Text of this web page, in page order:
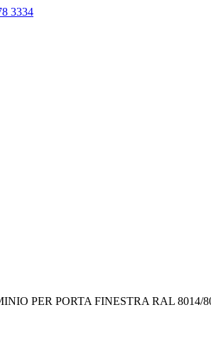
3334
PER PORTA FINESTRA RAL 8014/